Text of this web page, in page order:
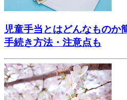
児童手当とはどんなものか
手続き方法・注意点も